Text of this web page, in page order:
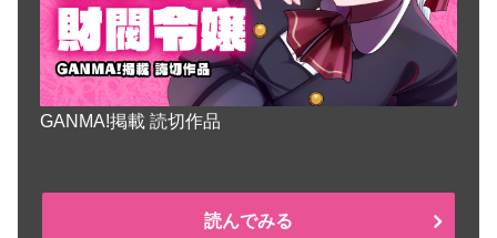
GANMA!掲載 読切作品
読んでみる